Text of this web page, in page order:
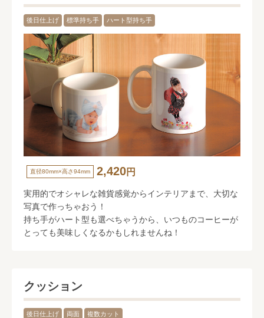
後日仕上げ 標準持ち手 ハート型持ち手
直径80mm×高さ94mm 2,420円
実用的でオシャレな雑貨感覚からインテリアまで、大切な
写真で作っちゃおう！
持ち手がハート型も選べちゃうから、いつものコーヒーが
とっても美味しくなるかもしれませんね！
クッション
後日仕上げ 両面 複数カット